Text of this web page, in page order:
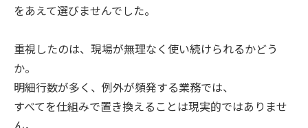
をあえて選びませんでした。
重視したのは、現場が無理なく使い続けられるかどう
か。
明細行数が多く、例外が頻発する業務では、
すべてを仕組みで置き換えることは現実的ではありませ